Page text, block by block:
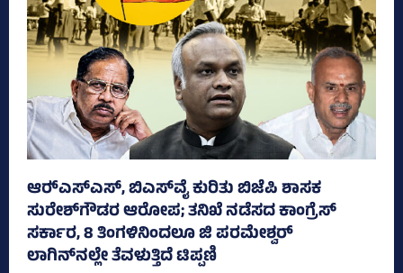
ಆರ್‍‌ಎಸ್‌ಎಸ್‌, ಬಿಎಸ್‌ವೈ ಕುರಿತು ಬಿಜೆಪಿ ಶಾಸಕ
ಸುರೇಶ್‌ಗೌಡರ ಆರೋಪ; ತನಿಖೆ ನಡೆಸದ ಕಾಂಗ್ರೆಸ್‌
ಸರ್ಕಾರ, 8 ತಿಂಗಳಿನಿಂದಲೂ ಜಿ ಪರಮೇಶ್ವರ್
ಲಾಗಿನ್‌ನಲ್ಲೇ ತೆವಳುತ್ತಿದೆ ಟಿಪ್ಪಣಿ